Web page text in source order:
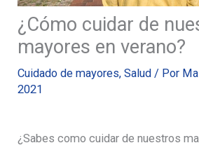
¿Cómo cuidar de
mayores en verano?
Cuidado de mayores,Salud / Por
2021
¿Sabes como cuidar de nuestros